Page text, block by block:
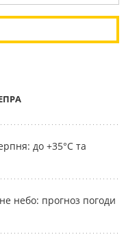
до +35°C та
небо: прогноз погоди